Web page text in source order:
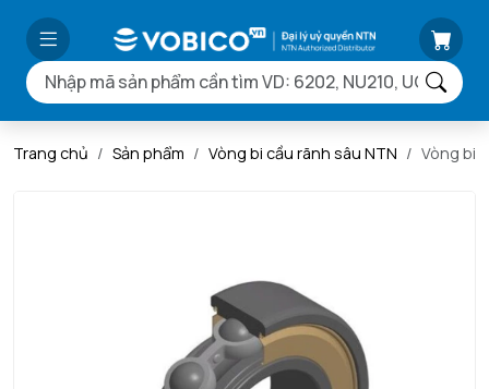
Trang chủ Sản phẩm Vòng bi cầu rãnh sâu NTN Vòng bi